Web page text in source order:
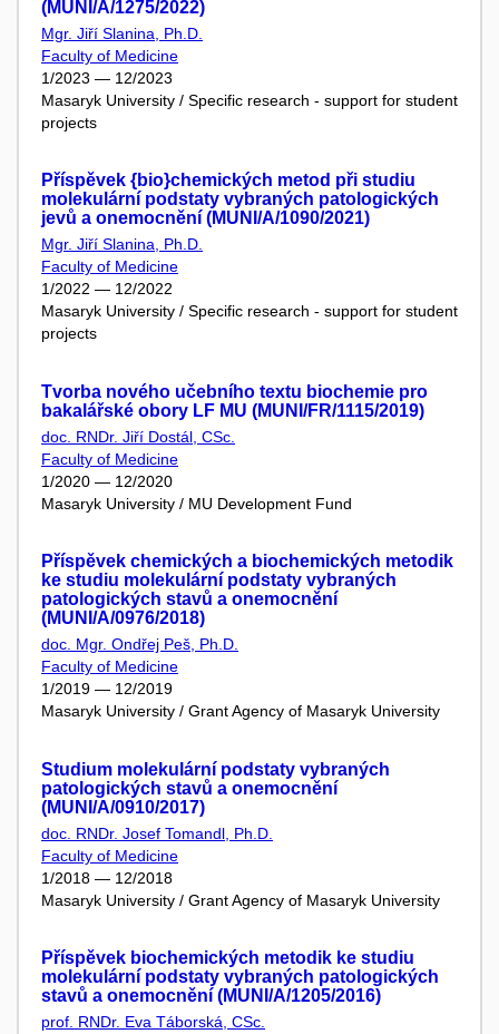
(MUNI/A/1275/2022)
Mgr. Jiří Slanina, Ph.D.
Faculty of Medicine
1/2023 — 12/2023
Masaryk University / Specific research - support for student
projects
Příspěvek {bio}chemických metod při studiu
molekulární podstaty vybraných patologických
jevů a onemocnění (MUNI/A/1090/2021)
Mgr. Jiří Slanina, Ph.D.
Faculty of Medicine
1/2022 — 12/2022
Masaryk University / Specific research - support for student
projects
Tvorba nového učebního textu biochemie pro
bakalářské obory LF MU (MUNI/FR/1115/2019)
doc. RNDr. Jiří Dostál, CSc.
Faculty of Medicine
1/2020 — 12/2020
Masaryk University / MU Development Fund
Příspěvek chemických a biochemických metodik
ke studiu molekulární podstaty vybraných
patologických stavů a onemocnění
(MUNI/A/0976/2018)
doc. Mgr. Ondřej Peš, Ph.D.
Faculty of Medicine
1/2019 — 12/2019
Masaryk University / Grant Agency of Masaryk University
Studium molekulární podstaty vybraných
patologických stavů a onemocnění
(MUNI/A/0910/2017)
doc. RNDr. Josef Tomandl, Ph.D.
Faculty of Medicine
1/2018 — 12/2018
Masaryk University / Grant Agency of Masaryk University
Příspěvek biochemických metodik ke studiu
molekulární podstaty vybraných patologických
stavů a onemocnění (MUNI/A/1205/2016)
prof. RNDr. Eva Táborská, CSc.